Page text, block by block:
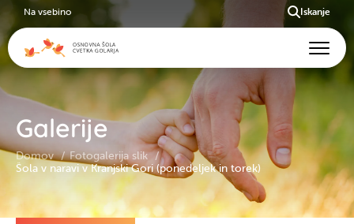
Galerije
Domov
Fotogalerija slik
Šola v naravi v Kranjski Gori (ponedeljek in torek)
Na vsebino Iskanje